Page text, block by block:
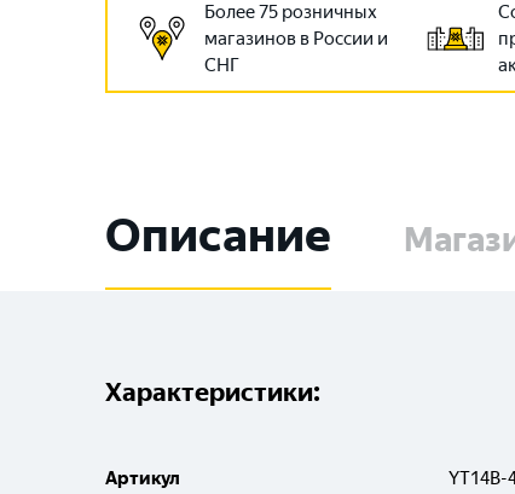
Более 75 розничных
магазинов в России и
СНГ
Описание
Характеристики:
Артикул YT14B-